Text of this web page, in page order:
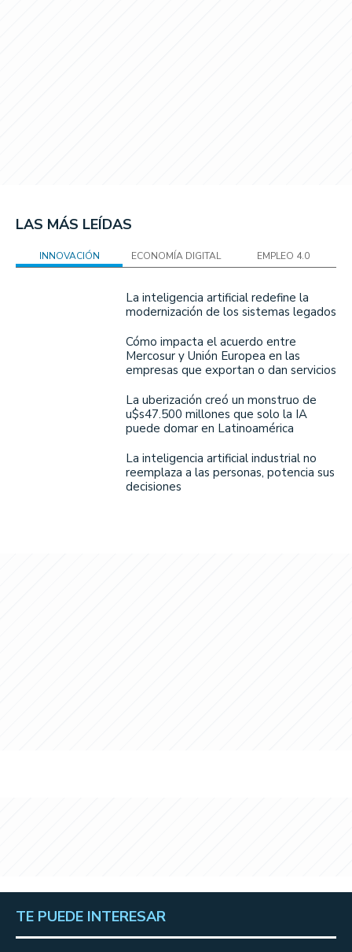
LAS MÁS LEÍDAS
INNOVACIÓN ECONOMÍA DIGITAL EMPLEO 4.0
La inteligencia artificial redefine la
modernización de los sistemas legados
Cómo impacta el acuerdo entre
Mercosur y Unión Europea en las
empresas que exportan o dan servicios
La uberización creó un monstruo de
u$s47.500 millones que solo la IA
puede domar en Latinoamérica
La inteligencia artificial industrial no
reemplaza a las personas, potencia sus
decisiones
TE PUEDE INTERESAR